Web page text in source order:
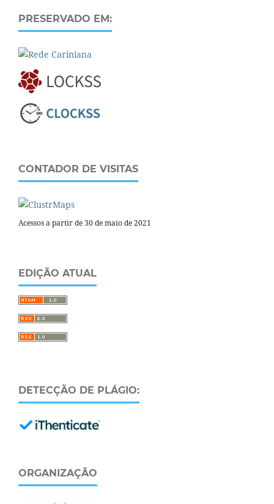
PRESERVADO EM:
CONTADOR DE VISITAS
Acessos a partir de 30 de maio de 2021
EDIÇÃO ATUAL
DETECÇÃO DE PLÁGIO:
ORGANIZAÇÃO